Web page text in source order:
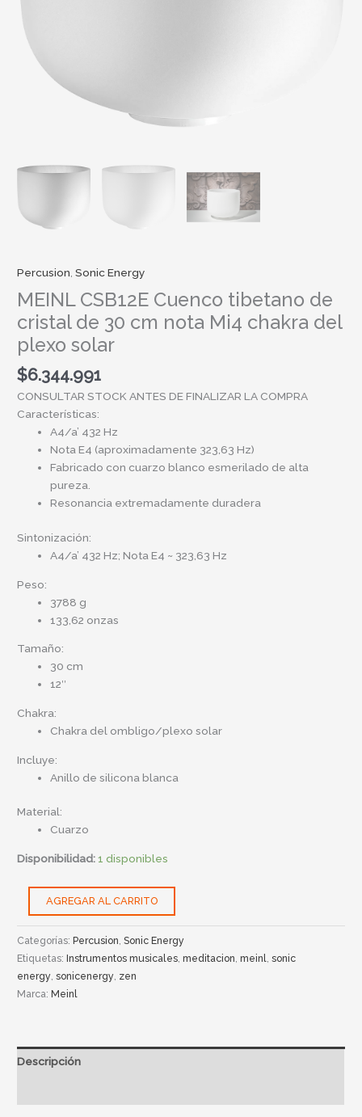
Percusion ,Sonic Energy
MEINL CSB12E Cuenco tibetano de
cristal de 30 cm nota Mi4 chakra del
plexo solar
$6.344.991
CONSULTAR STOCK ANTES DE FINALIZAR LA COMPRA
Características:
A4/a’ 432 Hz
Nota E4 (aproximadamente 323,63 Hz)
Fabricado con cuarzo blanco esmerilado de alta
pureza.
Resonancia extremadamente duradera
Sintonización:
A4/a’ 432 Hz; Nota E4 ~ 323,63 Hz
Peso:
3788 g
133,62 onzas
Tamaño:
30 cm
12″
Chakra:
Chakra del ombligo/plexo solar
Incluye:
Anillo de silicona blanca
Material:
Cuarzo
Disponibilidad:1 disponibles
del
plexo
AGREGAR AL CARRITO
Categorías:Percusion ,Sonic Energy
Etiquetas:Instrumentos musicales ,meditacion ,meinl ,sonic
energy ,sonicenergy zen
Marca:Meinl
Descripción